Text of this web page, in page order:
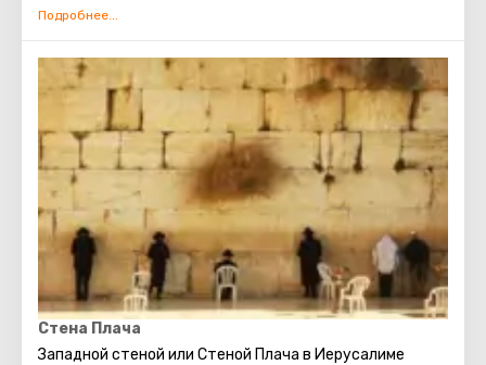
его апостолов, после чего Иуда предал Христа. Спустя
апостолы Христа заговорили на множестве разных
языков и отправились по миру проповедовать Новый
завет. Сцена Тайной Вечери нашла отражение в
работах знаменитых художников и иконописцев.
Стена Плача
Западной стеной или Стеной Плача в Иерусалиме